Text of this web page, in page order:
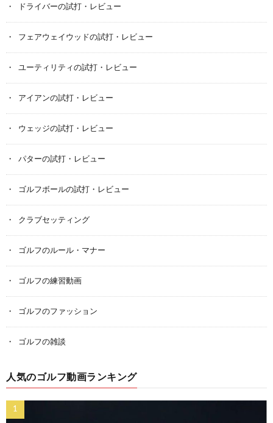
ドライバーの試打・レビュー
フェアウェイウッドの試打・レビュー
ユーティリティの試打・レビュー
アイアンの試打・レビュー
ウェッジの試打・レビュー
パターの試打・レビュー
ゴルフボールの試打・レビュー
クラブセッティング
ゴルフのルール・マナー
ゴルフの練習動画
ゴルフのファッション
ゴルフの雑談
人気のゴルフ動画ランキング